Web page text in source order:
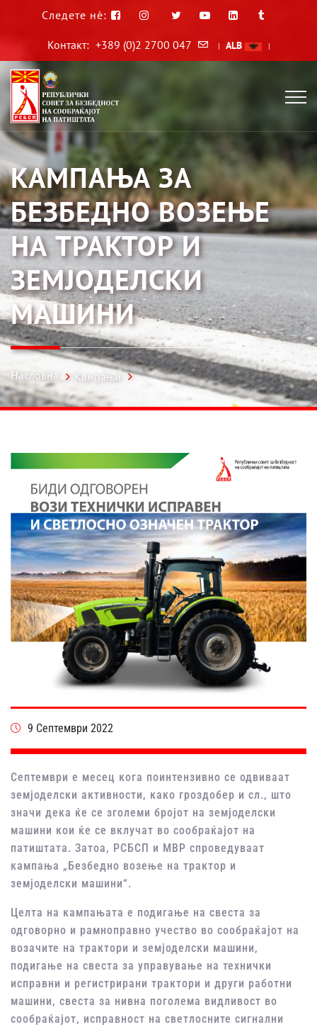
Следете нè:
Контакт: +389 (0)2 2700 047 | ALB |
КАМПАЊА ЗА
БЕЗБЕДНО ВОЗЕЊЕ
НА ТРАКТОР И
ЗЕМЈОДЕЛСКИ
МАШИНИ
Насловна Кампањи
9 Септември 2022
Септември е месец кога поинтензивно се одвиваат
земјоделски активности, како гроздобер и сл., што
значи дека ќе се зголеми бројот на земјоделски
машини кои ќе се вклучат во сообраќајот на
патиштата. Затоа, РСБСП и МВР спроведуваат
кампања „Безбедно возење на трактор и
земјоделски машини“.
Целта на кампањата е подигање на свеста за
одговорно и рамноправно учество во сообраќајот на
возачите на трактори и земјоделски машини,
подигање на свеста за управување на технички
исправни и регистрирани трактори и други работни
машини, свеста за нивна поголема видливост во
сообраќајот, исправност на светлосните сигнални